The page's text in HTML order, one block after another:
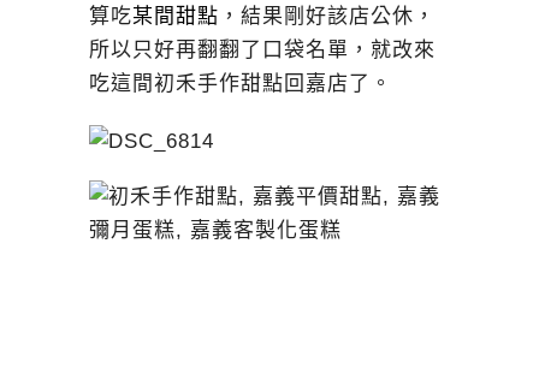
算吃某間甜點 ，結果剛好該店公休，
所以只好再翻翻了口袋名單，就改來
吃這間初禾手作甜點回嘉店了。